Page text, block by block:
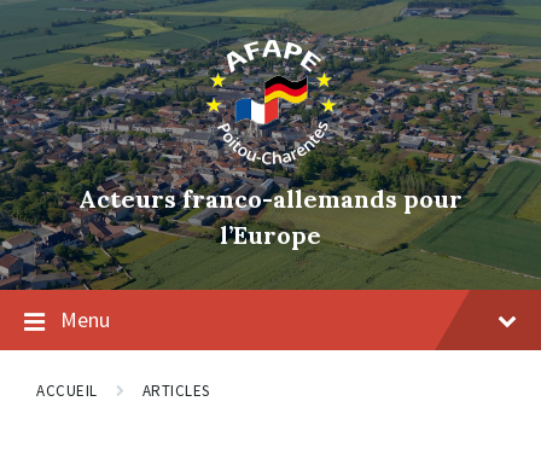
Skip
to
content
Skip
to
main
navigation
Skip
to
footer
Acteurs franco-allemands pour
l’Europe
Menu
ACCUEIL ARTICLES